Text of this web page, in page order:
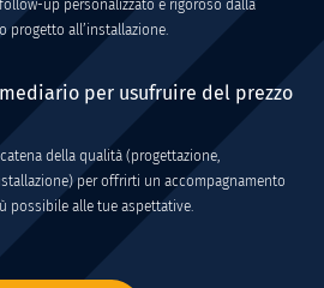
up personalizzato e rigoroso dalla
progetto all’installazione.
per usufruire del prezzo
della qualità (progettazione,
per offrirti un accompagnamento
possibile alle tue aspettative.